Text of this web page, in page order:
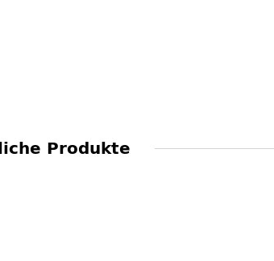
Produkte